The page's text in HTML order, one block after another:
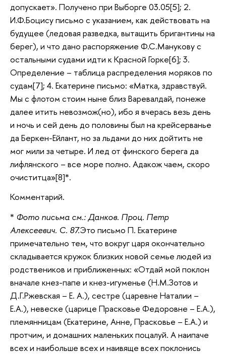
допускает». Получено при Выборге 03.05[5]; 2.
И.Ф.Боцису письмо с указанием, как действовать на
будущее (ледовая разведка, вытащить бригантины на
берег), и что дано распоряжение Ф.С.Манукову с
остальными судами идти к Красной Горке[6]; 3.
Определение – таблица распределения моряков по
судам[7]; 4. Екатерине письмо: «Матка, здравствуй.
Мы с флотом стоим ныне близ Варевалдай, понеже
далее итить невозмож(но), ибо я вчерась везь день
и ночь и сей день до половины был на крейсерванье
да Беркен-Ейлант, но за льдами до них дойтить не
мог мили за четыре. И лед от финского берега да
лифлянского – все море полно. Адакож чаем, скоро
очиститца»[8]*.
Комментарий.
* Фото письма см.: Данков. Проц. Петр
Алексеевич. С. 87.Это письмо П. Екатерине
примечательно тем, что вокруг царя окончательно
складывается кружок близких новой семье людей из
родствеников и приближенных: «Отдай мой поклон
вначале кнез-папе и кнез-игуменье (Н.М.Зотов и
Д.Г.Ржевская – Е. А.), сестре (царевне Наталии –
Е.А.), невеске (царице Прасковье Федоровне – Е.А.),
племянницам (Екатерине, Анне, Прасковье – Е.А.) и
протчим, и домашних маленьких поцалуй. А наипаче
всех и наибольше всех и наивяще всех поклонись